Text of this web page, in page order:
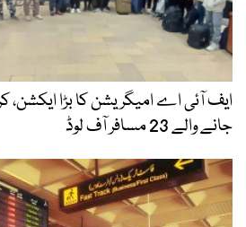
ایف آئی اے امیگریشن کا بڑا ایکشن،
جانے والے 23 مسافر آف لوڈ